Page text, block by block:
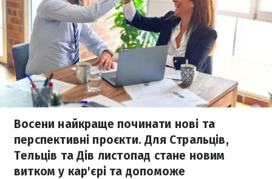
Восени найкраще починати нові та
перспективні проєкти. Для Стральців,
Тельців та Дів листопад стане новим
витком у кар'єрі та допоможе